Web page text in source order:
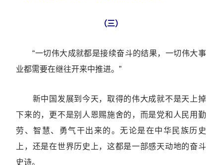
（三）
“一切伟大成就都是接续奋斗的结果，一切伟大事
业都需要在继往开来中推进。”
新中国发展到今天，取得的伟大成就不是天上掉
下来的，更不是别人恩赐施舍的，而是党和人民用勤
劳、智慧、勇气干出来的。无论是在中华民族历史
上，还是在世界历史上，这都是一部感天动地的奋斗
史诗。